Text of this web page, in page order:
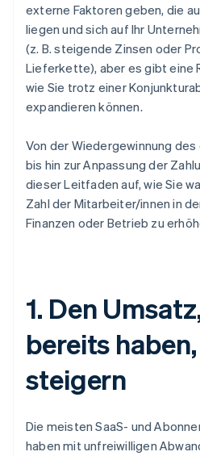
externe Faktoren geben, die
liegen und sich auf Ihr
(z. B. steigende Zinsen oder
Lieferkette), aber es gibt eine
wie Sie trotz einer
expandieren können.
Von der Wiedergewinnung
bis hin zur Anpassung der
dieser Leitfaden auf, wie Sie
Zahl der Mitarbeiter/innen in
Finanzen oder Betrieb zu
1. Den
bereits
steigern
Die meisten SaaS- und
haben mit unfreiwilligen